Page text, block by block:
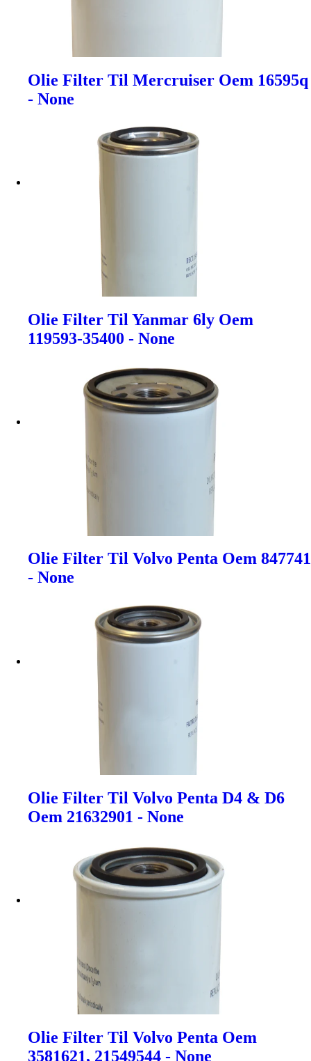
Olie Filter Til Mercruiser Oem 16595q
- None
Olie Filter Til Yanmar 6ly Oem
119593-35400 - None
Olie Filter Til Volvo Penta Oem 847741
- None
Olie Filter Til Volvo Penta D4 & D6
Oem 21632901 - None
Olie Filter Til Volvo Penta Oem
3581621, 21549544 - None